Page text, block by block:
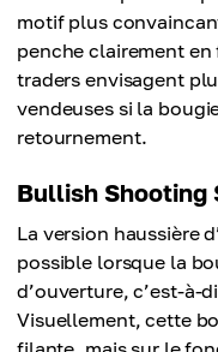
motif plus
penche clairement en
traders envisagent
vendeuses si la
retournement.
Bullish Shooting
La version haussière
possible lorsque la
d’ouverture, c’est-à-
Visuellement, cette